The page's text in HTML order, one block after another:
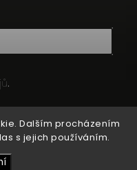
Dalším procházením
s jejich používáním.
.